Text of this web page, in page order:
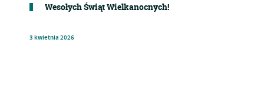
Wesołych Świąt Wielkanocnych!
3 kwietnia 2026